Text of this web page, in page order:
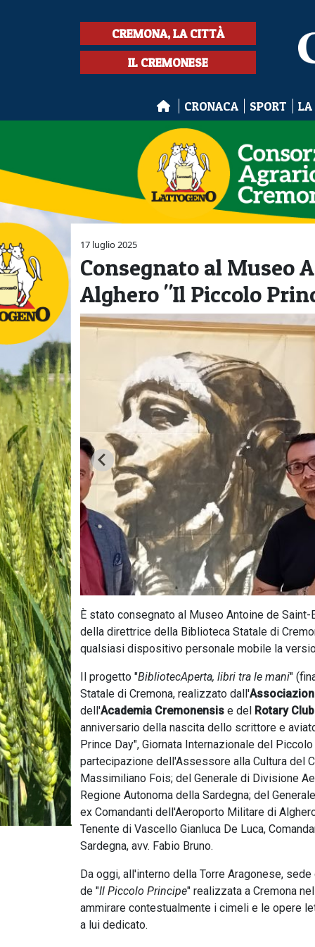
CREMONA, LA CITTÀ
IL CREMONESE
CRONACA SPORT LA
17 luglio 2025
Consegnato al Museo
Alghero "Il Piccolo
È stato consegnato al Museo Antoine de
della direttrice della Biblioteca Statale di
qualsiasi dispositivo personale mobile la
Il progetto "BibliotecAperta, libri tra le mani"
Statale di Cremona, realizzato dall'
dell'Academia Cremonensis e del Rotary
anniversario della nascita dello scrittore e
Prince Day", Giornata Internazionale del
partecipazione dell'Assessore alla Cultura del
Massimiliano Fois; del Generale di Divisione
Regione Autonoma della Sardegna; del
ex Comandanti dell'Aeroporto Militare di
Tenente di Vascello Gianluca De Luca,
Sardegna, avv. Fabio Bruno.
Da oggi, all'interno della Torre Aragonese,
de "Il Piccolo Principe" realizzata a Cremona
ammirare contestualmente i cimeli e le opere
a lui dedicato.